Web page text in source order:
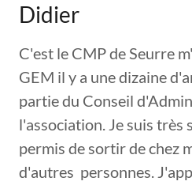
Didier
C'est le CMP de Seurre
GEM il y a une dizaine
partie du Conseil
l'association. Je suis très
permis de sortir de chez
d'autres personnes.